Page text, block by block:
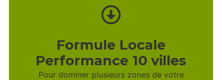
Formule Locale
Performance 10 villes
Pour dominer plusieurs zones de votre